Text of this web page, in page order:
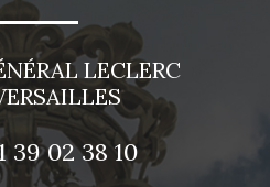
LECLERC
39 02 38 10